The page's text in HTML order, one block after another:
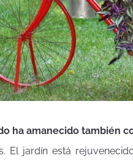
ha amanecido también
El jardín está